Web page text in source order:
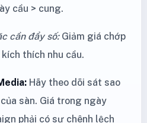
cầu > cung.
cần đẩy số:Giảm giá chớp
thích nhu cầu.
Hãy theo dõi sát sao
sàn. Giá trong ngày
phải có sự chênh lệch